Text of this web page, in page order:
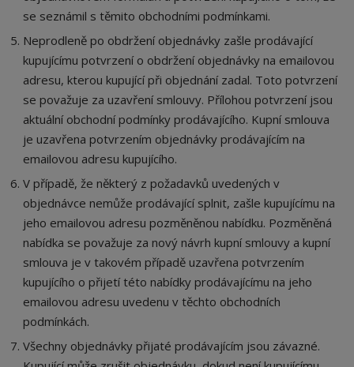
se seznámil s těmito obchodními podmínkami.
Neprodleně po obdržení objednávky zašle prodávající
kupujícímu potvrzení o obdržení objednávky na emailovou
adresu, kterou kupující při objednání zadal. Toto potvrzení
se považuje za uzavření smlouvy. Přílohou potvrzení jsou
aktuální obchodní podmínky prodávajícího. Kupní smlouva
je uzavřena potvrzením objednávky prodávajícím na
emailovou adresu kupujícího.
V případě, že některý z požadavků uvedených v
objednávce nemůže prodávající splnit, zašle kupujícímu na
jeho emailovou adresu pozměněnou nabídku. Pozměněná
nabídka se považuje za nový návrh kupní smlouvy a kupní
smlouva je v takovém případě uzavřena potvrzením
kupujícího o přijetí této nabídky prodávajícímu na jeho
emailovou adresu uvedenu v těchto obchodních
podmínkách.
Všechny objednávky přijaté prodávajícím jsou závazné.